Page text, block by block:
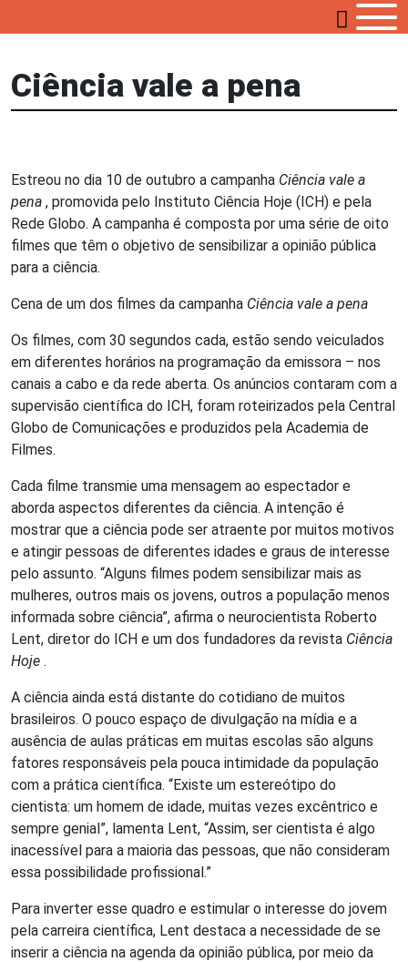
Ciência vale a pena
Estreou no dia 10 de outubro a campanha Ciência vale a
pena , promovida pelo Instituto Ciência Hoje (ICH) e pela
Rede Globo. A campanha é composta por uma série de oito
filmes que têm o objetivo de sensibilizar a opinião pública
para a ciência.
Cena de um dos filmes da campanha Ciência vale a pena
Os filmes, com 30 segundos cada, estão sendo veiculados
em diferentes horários na programação da emissora – nos
canais a cabo e da rede aberta. Os anúncios contaram com a
supervisão científica do ICH, foram roteirizados pela Central
Globo de Comunicações e produzidos pela Academia de
Filmes.
Cada filme transmie uma mensagem ao espectador e
aborda aspectos diferentes da ciência. A intenção é
mostrar que a ciência pode ser atraente por muitos motivos
e atingir pessoas de diferentes idades e graus de interesse
pelo assunto. “Alguns filmes podem sensibilizar mais as
mulheres, outros mais os jovens, outros a população menos
informada sobre ciência”, afirma o neurocientista Roberto
Lent, diretor do ICH e um dos fundadores da revista Ciência
Hoje .
A ciência ainda está distante do cotidiano de muitos
brasileiros. O pouco espaço de divulgação na mídia e a
ausência de aulas práticas em muitas escolas são alguns
fatores responsáveis pela pouca intimidade da população
com a prática científica. “Existe um estereótipo do
cientista: um homem de idade, muitas vezes excêntrico e
sempre genial”, lamenta Lent, “Assim, ser cientista é algo
inacessível para a maioria das pessoas, que não consideram
essa possibilidade profissional.”
Para inverter esse quadro e estimular o interesse do jovem
pela carreira científica, Lent destaca a necessidade de se
inserir a ciência na agenda da opinião pública, por meio da